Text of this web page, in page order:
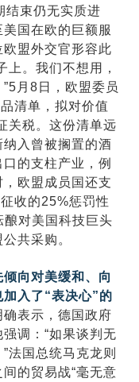
结束仍无实质进
国在欧的巨额服
盟外交官形容此
上。我们不想用，
月8日，欧盟委员
清单，拟对价值
关税。这份清单远
入曾被搁置的酒
的支柱产业，例
欧盟成员国还支
收的25%惩罚性
对美国科技巨头
共采购。
向对美缓和、向
入了“表决心”的
确表示，德国政府
调：“如果谈判无
法国总统马克龙则
的贸易战“毫无意